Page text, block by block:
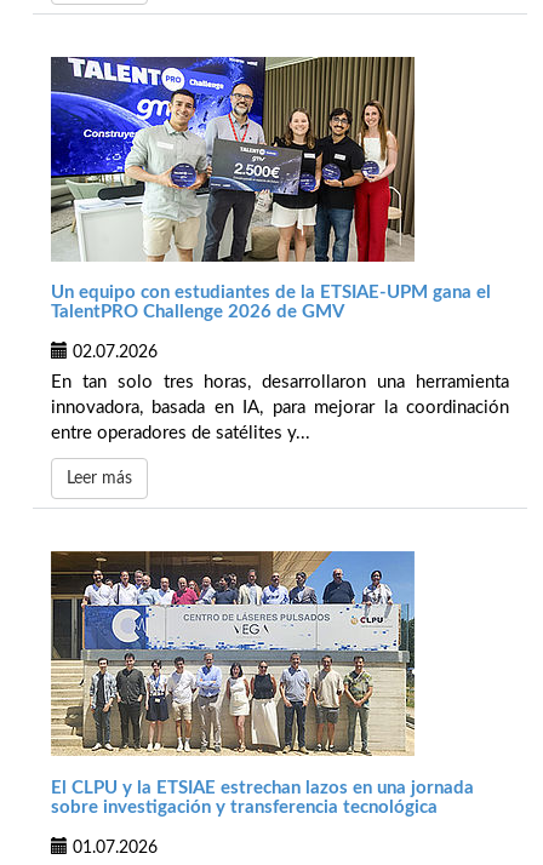
Un equipo con estudiantes de la ETSIAE-UPM gana el
TalentPRO Challenge 2026 de GMV
02.07.2026
En tan solo tres horas, desarrollaron una herramienta
innovadora, basada en IA, para mejorar la coordinación
entre operadores de satélites y...
Leer más
El CLPU y la ETSIAE estrechan lazos en una jornada
sobre investigación y transferencia tecnológica
01.07.2026